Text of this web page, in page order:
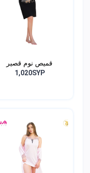
قميص نوم قصير
1,020SYP